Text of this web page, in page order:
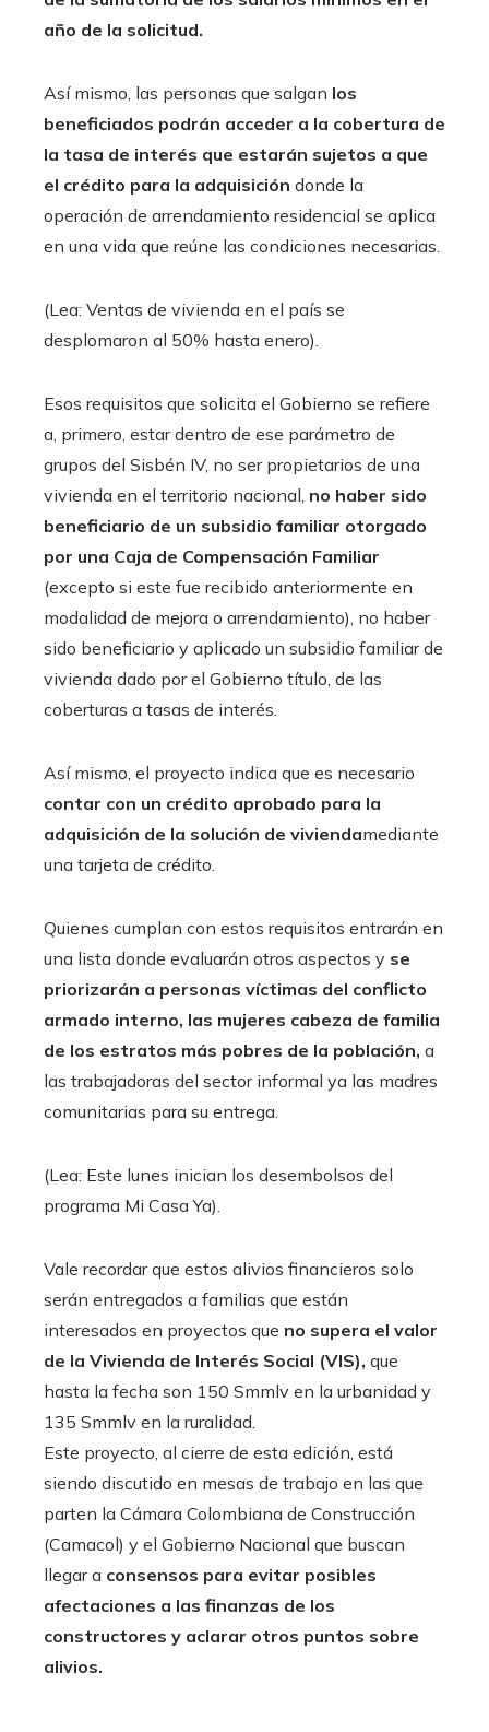
año de la solicitud.
Así mismo, las personas que salgan los
beneficiados podrán acceder a la cobertura de
la tasa de interés que estarán sujetos a que
el crédito para la adquisición donde la
operación de arrendamiento residencial se aplica
en una vida que reúne las condiciones necesarias.
(Lea: Ventas de vivienda en el país se
desplomaron al 50% hasta enero).
Esos requisitos que solicita el Gobierno se refiere
a, primero, estar dentro de ese parámetro de
grupos del Sisbén IV, no ser propietarios de una
vivienda en el territorio nacional, no haber sido
beneficiario de un subsidio familiar otorgado
por una Caja de Compensación Familiar
(excepto si este fue recibido anteriormente en
modalidad de mejora o arrendamiento), no haber
sido beneficiario y aplicado un subsidio familiar de
vivienda dado por el Gobierno título, de las
coberturas a tasas de interés.
Así mismo, el proyecto indica que es necesario
contar con un crédito aprobado para la
adquisición de la solución de viviendamediante
una tarjeta de crédito.
Quienes cumplan con estos requisitos entrarán en
una lista donde evaluarán otros aspectos y se
priorizarán a personas víctimas del conflicto
armado interno, las mujeres cabeza de familia
de los estratos más pobres de la población, a
las trabajadoras del sector informal ya las madres
comunitarias para su entrega.
(Lea: Este lunes inician los desembolsos del
programa Mi Casa Ya).
Vale recordar que estos alivios financieros solo
serán entregados a familias que están
interesados ​​en proyectos que no supera el valor
de la Vivienda de Interés Social (VIS), que
hasta la fecha son 150 Smmlv en la urbanidad y
135 Smmlv en la ruralidad.
Este proyecto, al cierre de esta edición, está
siendo discutido en mesas de trabajo en las que
parten la Cámara Colombiana de Construcción
(Camacol) y el Gobierno Nacional que buscan
llegar a consensos para evitar posibles
afectaciones a las finanzas de los
constructores y aclarar otros puntos sobre
alivios.